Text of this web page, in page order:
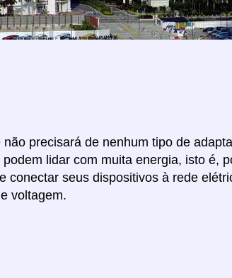
precisará de nenhum tipo de
lidar com muita energia, isto é,
conectar seus dispositivos à rede
voltagem.